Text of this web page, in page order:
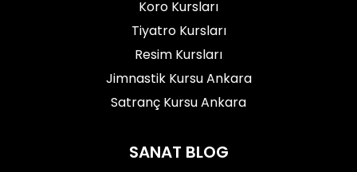
Koro Kursları
Tiyatro Kursları
Resim Kursları
Jimnastik Kursu Ankara
Satranç Kursu Ankara
SANAT BLOG